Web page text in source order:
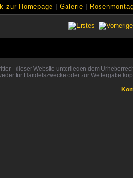
zur Homepage Galerie
- dieser Website unterliegen dem
für Handelszwecke oder zur Weitergabe